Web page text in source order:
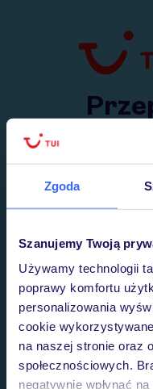
Zgoda
Szanujemy Twoją
Używamy technologii
poprawy komfortu
personalizowania
cookie
na naszej stronie oraz
społecznościowych.
negatywnie wpłynąć
Przejdź do TUI.pl
Wysłaliśmy